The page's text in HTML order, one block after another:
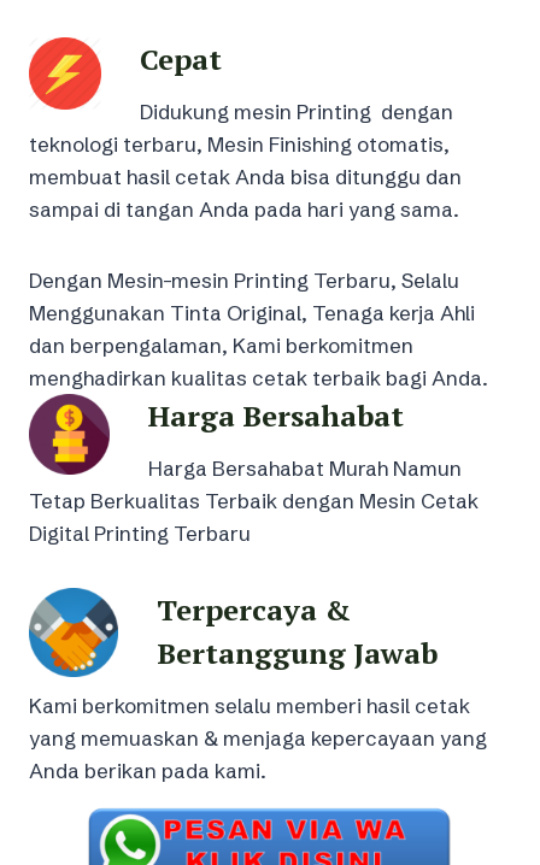
Cepat
Didukung mesin Printing dengan
teknologi terbaru, Mesin Finishing otomatis,
membuat hasil cetak Anda bisa ditunggu dan
sampai di tangan Anda pada hari yang sama.
Dengan Mesin-mesin Printing Terbaru, Selalu
Menggunakan Tinta Original, Tenaga kerja Ahli
dan berpengalaman, Kami berkomitmen
menghadirkan kualitas cetak terbaik bagi Anda.
Harga Bersahabat
Harga Bersahabat Murah Namun
Tetap Berkualitas Terbaik dengan Mesin Cetak
Digital Printing Terbaru
Terpercaya &
Bertanggung Jawab
Kami berkomitmen selalu memberi hasil cetak
yang memuaskan & menjaga kepercayaan yang
Anda berikan pada kami.